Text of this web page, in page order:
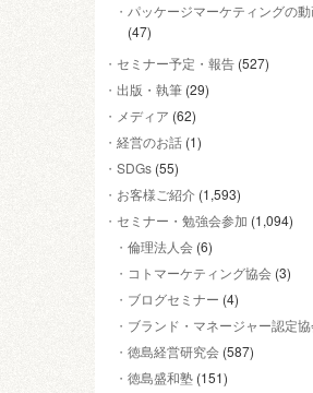
パッケージマーケティングの
(47)
セミナー予定・報告 (527)
出版・執筆 (29)
メディア (62)
経営のお話 (1)
SDGs (55)
お客様ご紹介 (1,593)
セミナー・勉強会参加 (1,094)
倫理法人会 (6)
コトマーケティング協会 (3)
ブログセミナー (4)
ブランド・マネージャー認定
徳島経営研究会 (587)
徳島盛和塾 (151)